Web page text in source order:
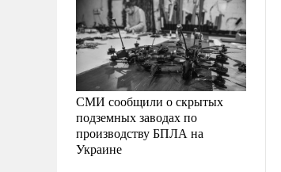
СМИ сообщили о скрытых
подземных заводах по
производству БПЛА на
Украине